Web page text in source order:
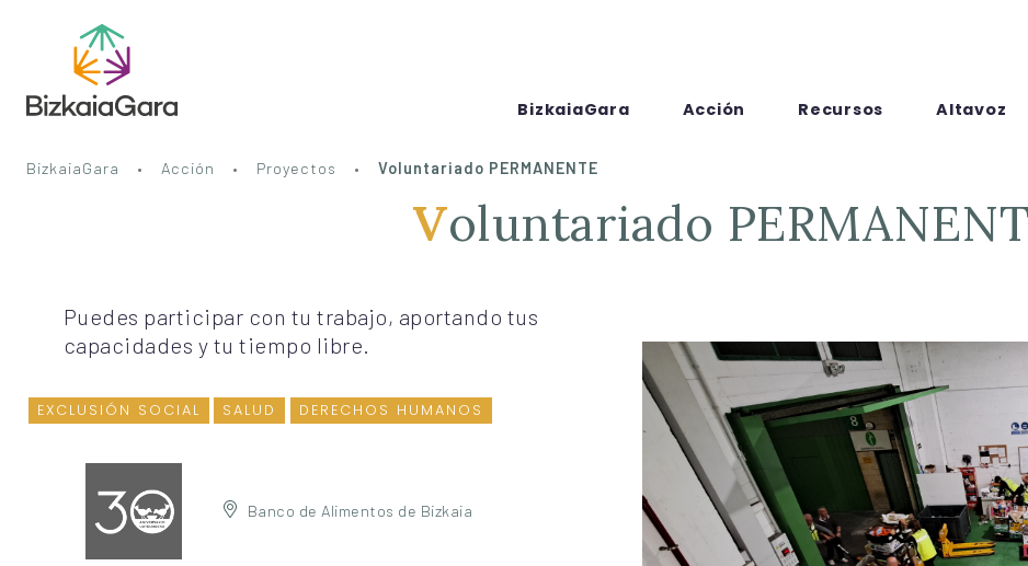
BizkaiaGara Acción Recursos Altavoz
BizkaiaGara Acción Proyectos Voluntariado PERMANENTE
Voluntariado
Puedes participar con tu trabajo, aportando tus
capacidades y tu tiempo libre.
EXCLUSIÓN SOCIAL SALUD DERECHOS HUMANOS
Banco de Alimentos de Bizkaia